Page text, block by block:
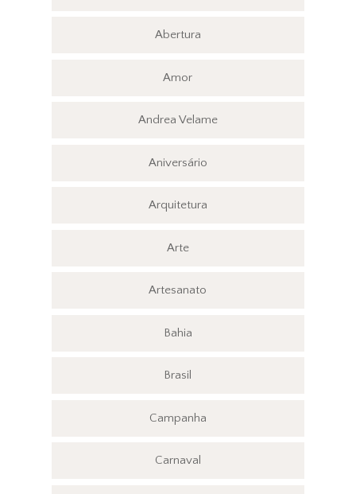
Abertura
Amor
Andrea Velame
Aniversário
Arquitetura
Arte
Artesanato
Bahia
Brasil
Campanha
Carnaval